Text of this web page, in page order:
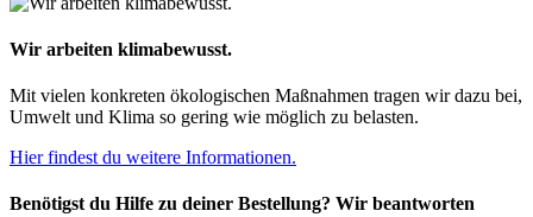
Wir arbeiten klimabewusst.
Mit vielen konkreten ökologischen Maßnahmen tragen wir dazu bei,
Umwelt und Klima so gering wie möglich zu belasten.
Hier findest du weitere Informationen.
Benötigst du Hilfe zu deiner Bestellung? Wir beantworten